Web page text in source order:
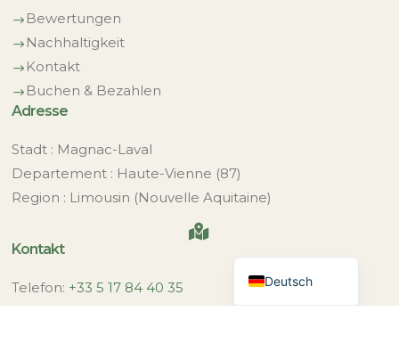
$ Bewertungen
$ Nachhaltigkeit
$ Kontakt
$ Buchen & Bezahlen
Adresse
Stadt : Magnac-Laval
Departement : Haute-Vienne (87)
Region : Limousin (Nouvelle Aquitaine)

Kontakt
Telefon: +33 5 17 84 40 35
Deutsch
Nederlands